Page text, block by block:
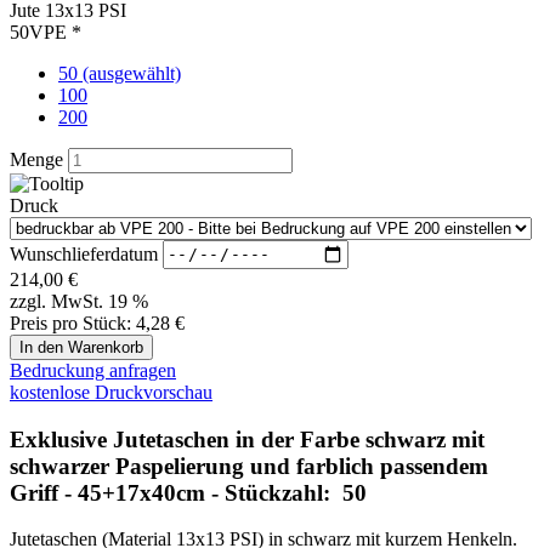
Druck
214,00€
zzgl. MwSt. 19 %
Preis pro Stück:
Bedruckung anfragen
kostenlose Druckvorschau
Exklusive Jutetaschen in der Farbe schwarz mit
schwarzer Paspelierung und farblich passendem
Griff - 45+17x40cm - Stückzahl: 50
Jutetaschen (Material 13x13 PSI) in schwarz mit kurzem Henkeln.
Dieser exklusiven Jutebeutel kann bequem in der Hand getragen
werden. Im Inneren der Jutetasche ist eine Schutzbeschichtung
50 Stück geliefert und sind sehr hochwertig. Diese Jutetasche ist
bedruckbar, jedoch - bedingt durch die Struktur - nur für Motive,
welche nicht filigran oder ohne Tonverläufen sind.